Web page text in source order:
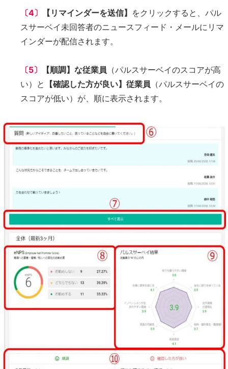
〔4〕 【リマインダーを送信】 をクリックすると、パル
スサーベイ未回答者のニュースフィード・メールにリマ
インダーが配信されます。
〔5〕 【順調】な従業員 （パルスサーベイのスコアが高
い）と
【確認した方が良い】従業員 （パルスサーベイの
スコアが低い）が、順に表示されます。